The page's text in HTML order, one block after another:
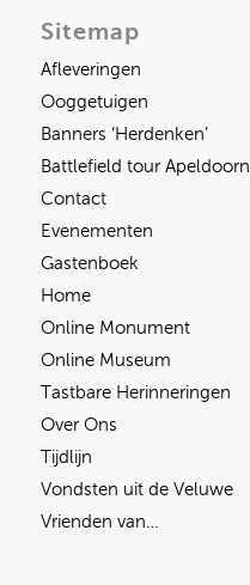
Sitemap
Afleveringen
Ooggetuigen
Banners ‘Herdenken’
Battlefield tour Apeldoorn
Contact
Evenementen
Gastenboek
Home
Online Monument
Online Museum
Tastbare Herinneringen
Over Ons
Tijdlijn
Vondsten uit de Veluwe
Vrienden van…